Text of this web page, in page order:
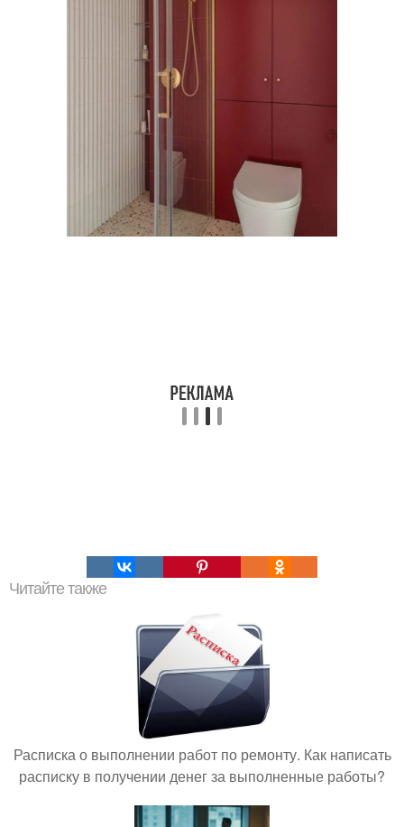
Читайте также
Расписка о выполнении работ по ремонту. Как написать
расписку в получении денег за выполненные работы?